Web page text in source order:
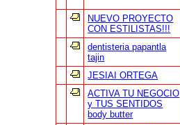
NUEVO PROYECTO
CON ESTILISTAS!!!
dentisteria papantla
tajin
JESIAI ORTEGA
ACTIVA TU NEGOCIO
y TUS SENTIDOS
body butter